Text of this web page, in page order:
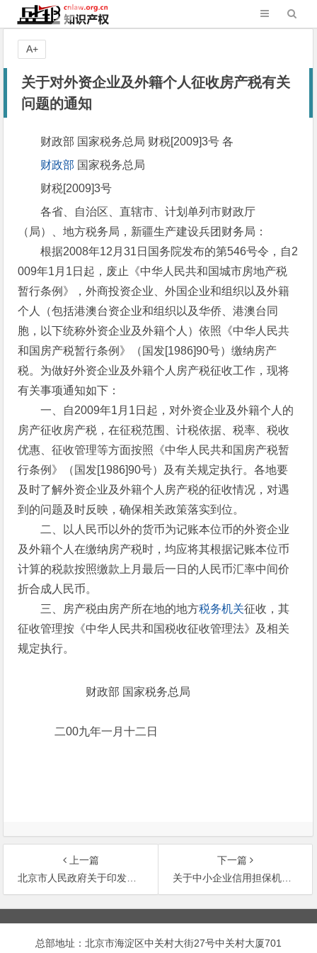
关于对外资企业及外籍个人征收房产税有关
问题的通知
财政部 国家税务总局 财税[2009]3号 各
财政部 国家税务总局
财税[2009]3号
各省、自治区、直辖市、计划单列市财政厅
（局）、地方税务局，新疆生产建设兵团财务局：
根据2008年12月31日国务院发布的第546号令，自2
009年1月1日起，废止《中华人民共和国城市房地产税
暂行条例》，外商投资企业、外国企业和组织以及外籍
个人（包括港澳台资企业和组织以及华侨、港澳台同
胞，以下统称外资企业及外籍个人）依照《中华人民共
和国房产税暂行条例》（国发[1986]90号）缴纳房产
税。为做好外资企业及外籍个人房产税征收工作，现将
有关事项通知如下：
一、自2009年1月1日起，对外资企业及外籍个人的
房产征收房产税，在征税范围、计税依据、税率、税收
优惠、征收管理等方面按照《中华人民共和国房产税暂
行条例》（国发[1986]90号）及有关规定执行。各地要
及时了解外资企业及外籍个人房产税的征收情况，对遇
到的问题及时反映，确保相关政策落实到位。
二、以人民币以外的货币为记账本位币的外资企业
及外籍个人在缴纳房产税时，均应将其根据记账本位币
计算的税款按照缴款上月最后一日的人民币汇率中间价
折合成人民币。
三、房产税由房产所在地的地方税务机关征收，其
征收管理按《中华人民共和国税收征收管理法》及相关
规定执行。
财政部 国家税务总局
二00九年一月十二日
A+
上一篇
北京市人民政府关于印发北京市城乡居民养老保险办法的通知
下一篇
关于中小企业信用担保机构有关准备金税前扣除问题的通知
文
章
总部地址：北京市海淀区中关村大街27号中关村大厦701